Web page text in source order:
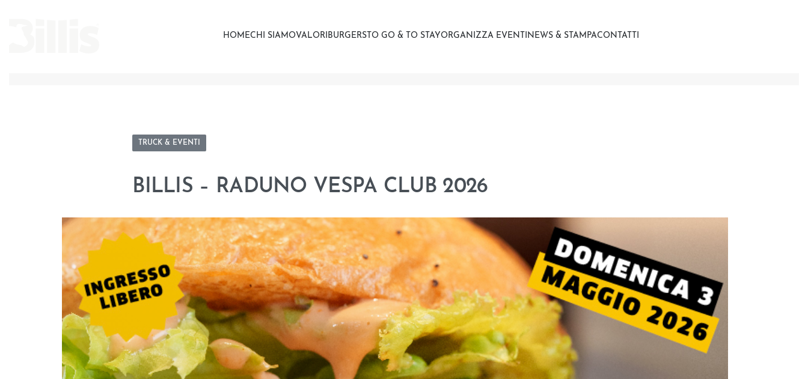
HOMECHI SIAMOVALORIBURGERS TO GO & TO STAYORGANIZZA EVENTINEWS & STAMPACONTATTI
TRUCK & EVENTI
BILLIS – RADUNO VESPA CLUB 2026